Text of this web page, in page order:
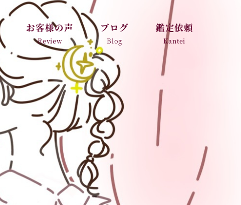
お客様の声
Review
ブログ
Blog
鑑定依頼
Kantei